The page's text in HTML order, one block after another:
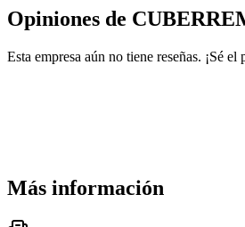
Opiniones de
Esta empresa aún no tiene reseñas. ¡Sé
Más información